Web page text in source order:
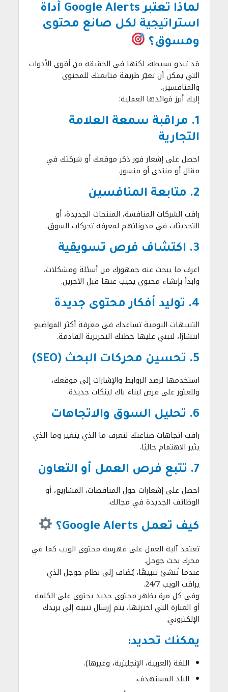
لماذا تعتبر Google Alerts أداة
استراتيجية لكل صانع محتوى
ومسوق؟
قد تبدو بسيطة، لكنها في الحقيقة من أقوى الأدوات
التي يمكن أن تغيّر طريقة متابعتك للمحتوى
والمنافسين.
إليك أبرز فوائدها العملية:
1. مراقبة سمعة العلامة
التجارية
احصل على إشعار فور ذكر موقعك أو شركتك في
مقال أو منتدى أو منشور.
2. متابعة المنافسين
راقب الشركات المنافسة، المنتجات الجديدة، أو
التحديثات في مدوناتهم لمعرفة تحركات السوق.
3. اكتشاف فرص تسويقية
اعرف ما يبحث عنه جمهورك من أسئلة ومشكلات،
وابدأ بإنشاء محتوى يجيب عنها قبل الآخرين.
4. توليد أفكار محتوى جديدة
التنبيهات اليومية تساعدك في معرفة أكثر المواضيع
انتشارًا، لتبني عليها خطتك التحريرية القادمة.
5. تحسين محركات البحث (SEO)
استخدمها لرصد الروابط والإشارات إلى موقعك،
وللعثور على فرص لبناء باك لينكات جديدة.
6. تحليل السوق والاتجاهات
راقب اتجاهات صناعتك لتعرف ما الذي يتغير وما الذي
يثير الاهتمام حاليًا.
7. تتبع فرص العمل أو التعاون
احصل على إشعارات حول المناقصات، المشاريع، أو
الوظائف الجديدة في مجالك.
كيف تعمل Google Alerts؟
تعتمد آلية العمل على فهرسة محتوى الويب كما في
محرك بحث جوجل.
عندما تُنشئ تنبيهًا، يُضاف إلى نظام جوجل الذي
يراقب الويب 24/7.
وفي كل مرة يظهر محتوى جديد يحتوي على الكلمة
أو العبارة التي اخترتها، يتم إرسال تنبيه إلى بريدك
الإلكتروني.
يمكنك تحديد:
اللغة (العربية، الإنجليزية، وغيرها).
البلد المستهدف.